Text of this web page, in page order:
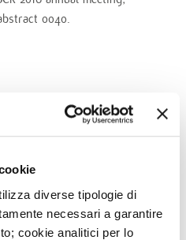
diverse tipologie di
necessari a garantire
cookie analitici per lo
0040.